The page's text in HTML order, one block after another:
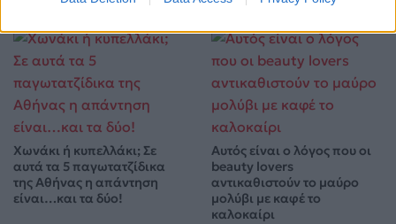
Χωνάκι ή κυπελλάκι; Σε
αυτά τα 5 παγωτατζίδικα
της Αθήνας η απάντηση
είναι…και τα δύο!
Αυτός είναι ο λόγος που οι
beauty lovers
αντικαθιστούν το μαύρο
μολύβι με καφέ το
καλοκαίρι